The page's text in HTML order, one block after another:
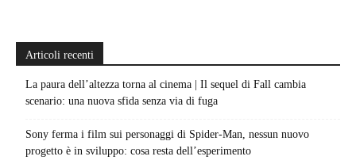
Articoli recenti
La paura dell’altezza torna al cinema | Il sequel di Fall cambia
scenario: una nuova sfida senza via di fuga
Sony ferma i film sui personaggi di Spider-Man, nessun nuovo
progetto è in sviluppo: cosa resta dell’esperimento